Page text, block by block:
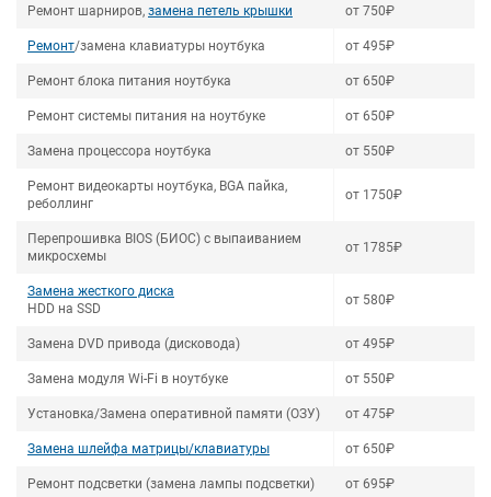
Ремонт шарниров, замена петель крышки от 750₽
Ремонт/замена клавиатуры ноутбука от 495₽
Ремонт блока питания ноутбука от 650₽
Ремонт системы питания на ноутбуке от 650₽
Замена процессора ноутбука от 550₽
Ремонт видеокарты ноутбука, BGA пайка,
реболлинг
от 1750₽
Перепрошивка BIOS (БИОС) с выпаиванием
микросхемы
от 1785₽
Замена жесткого диска
HDD на SSD
от 580₽
Замена DVD привода (дисковода) от 495₽
Замена модуля Wi-Fi в ноутбуке от 550₽
Установка/Замена оперативной памяти (ОЗУ) от 475₽
Замена шлейфа матрицы/клавиатуры от 650₽
Ремонт подсветки (замена лампы подсветки) от 695₽